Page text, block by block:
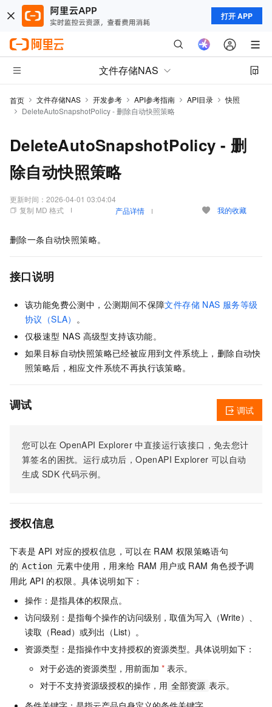
打开 APP
文件存储NAS
首页 文件存储NAS 开发参考 API参考指南 API目录
快照
DeleteAutoSnapshotPolicy - 删除自动快照策略
DeleteAutoSnapshotPolicy - 删
除自动快照策略
更新时间： 2026-04-01 03:04:04
复制 MD 格式
产品详情 我的收藏
删除一条自动快照策略。
接口说明
该功能免费公测中，公测期间不保障文件存储 NAS 服务等级
协议（SLA） 。
仅极速型 NAS 高级型支持该功能。
如果目标自动快照策略已经被应用到文件系统上，删除自动快
照策略后，相应文件系统不再执行该策略。
调试
您可以在 OpenAPI Explorer 中直接运行该接口，免去您计
算签名的困扰。运行成功后，OpenAPI Explorer 可以自动
生成 SDK 代码示例。
调试
授权信息
下表是 API 对应的授权信息，可以在 RAM 权限策略语句
的 Action 元素中使用，用来给 RAM 用户或 RAM 角色授予调
用此 API 的权限。具体说明如下：
操作：是指具体的权限点。
访问级别：是指每个操作的访问级别，取值为写入（Write）、
读取（Read）或列出（List）。
资源类型：是指操作中支持授权的资源类型。具体说明如下：
对于必选的资源类型，用前面加 * 表示。
对于不支持资源级授权的操作，用 全部资源 表示。